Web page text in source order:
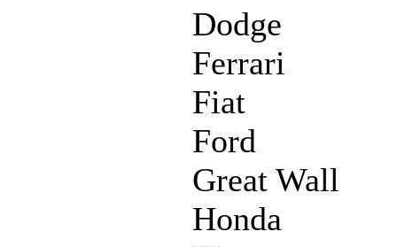
Dodge
Ferrari
Fiat
Ford
Great Wall
Honda